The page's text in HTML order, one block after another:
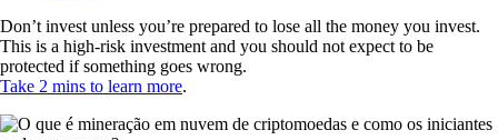
Don’t invest unless you’re prepared to lose all the money you invest.
This is a high-risk investment and you should not expect to be
protected if something goes wrong.
Take 2 mins to learn more.